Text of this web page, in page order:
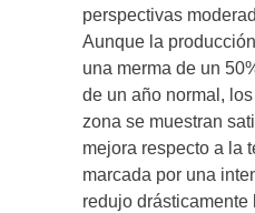
perspectivas
Aunque la
una merma de un
de un año normal,
zona se muestran
mejora respecto a la
marcada por una
redujo drásticamente